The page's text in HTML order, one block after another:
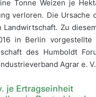
Tonne Weizen je
verloren. Die Ursache
Zu
in Berlin vorgestellte
des Humboldt
Agrar e. V.